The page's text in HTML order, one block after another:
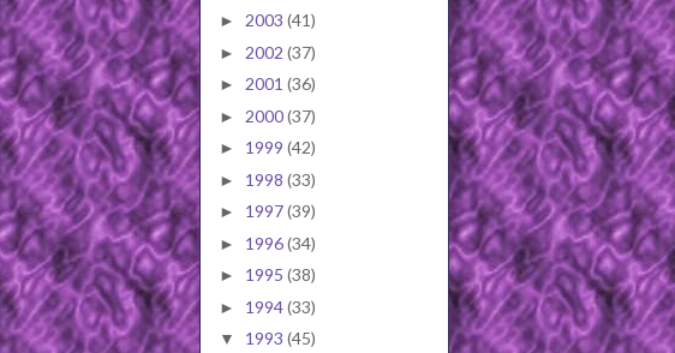
► 2003 (41)
► 2002 (37)
► 2001 (36)
► 2000(37)
► 1999 (42)
► 1998 (33)
► 1997(39)
► 1996(34)
► 1995 (38)
► 1994(33)
▼ 1993 (45)